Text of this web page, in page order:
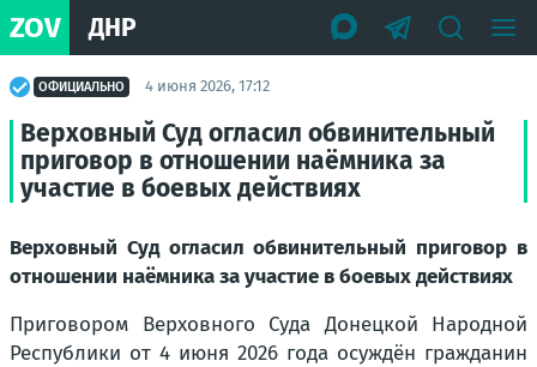
ZOV ДНР
ОФИЦИАЛЬНО 4 июня 2026, 17:12
Верховный Суд огласил обвинительный
приговор в отношении наёмника за
участие в боевых действиях
Верховный Суд огласил обвинительный приговор в
отношении наёмника за участие в боевых действиях
Приговором Верховного Суда Донецкой Народной
Республики от 4 июня 2026 года осуждён гражданин